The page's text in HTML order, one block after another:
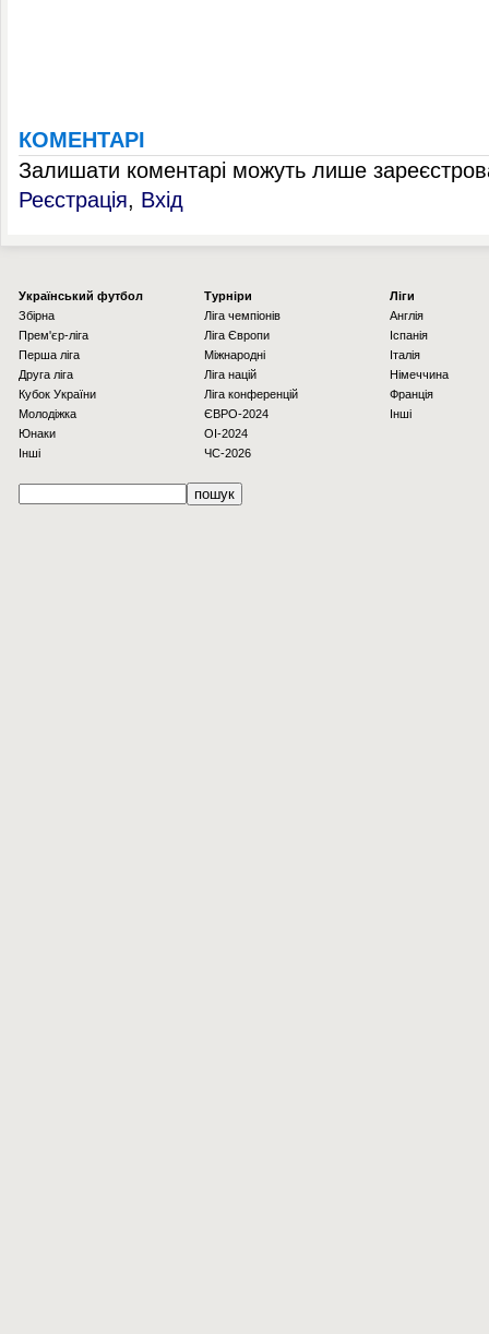
КОМЕНТАРІ
Залишати коментарі можуть лише
Реєстрація, Вхід
Українcький футбол
Збірна
Прем'єр-ліга
Перша ліга
Друга ліга
Кубок України
Молодіжка
Юнаки
Інші
Турніри
Ліга чемпіонів
Ліга Європи
Міжнародні
Ліга націй
Ліга конференцій
ЄВРО-2024
OI-2024
ЧС-2026
Ліги
Англія
Іспанія
Італія
Німеччина
Франція
Інші